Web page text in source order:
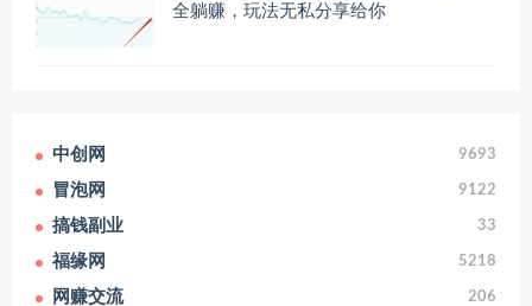
全躺赚，玩法无私分享给你
中创网 9693
冒泡网 9122
搞钱副业 33
福缘网 5218
网赚交流 206